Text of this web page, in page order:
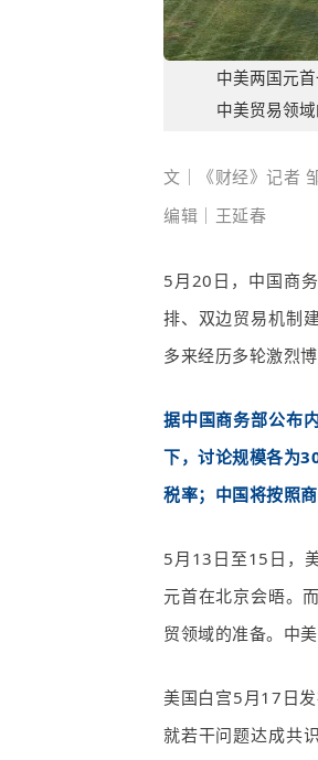
中美两国元
中美贸易领
文｜ 《财经》记者
编辑｜王延春
5月20 日，中国商
排、双边贸易机制
多来经历多轮激烈
据中国商务部公布
下，讨论规模各为
税率；中国将按照
5月 13 日至15 日，
元首在北京会晤。而
贸领域的准备。中
美国白宫5月17 日
就若干问题达成共